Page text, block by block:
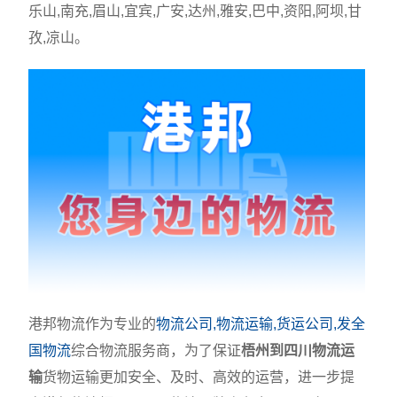
乐山,南充,眉山,宜宾,广安,达州,雅安,巴中,资阳,阿坝,甘
孜,凉山。
港邦物流作为专业的物流公司,物流运输,货运公司,发全
国物流综合物流服务商，为了保证梧州到四川物流运
输货物运输更加安全、及时、高效的运营，进一步提